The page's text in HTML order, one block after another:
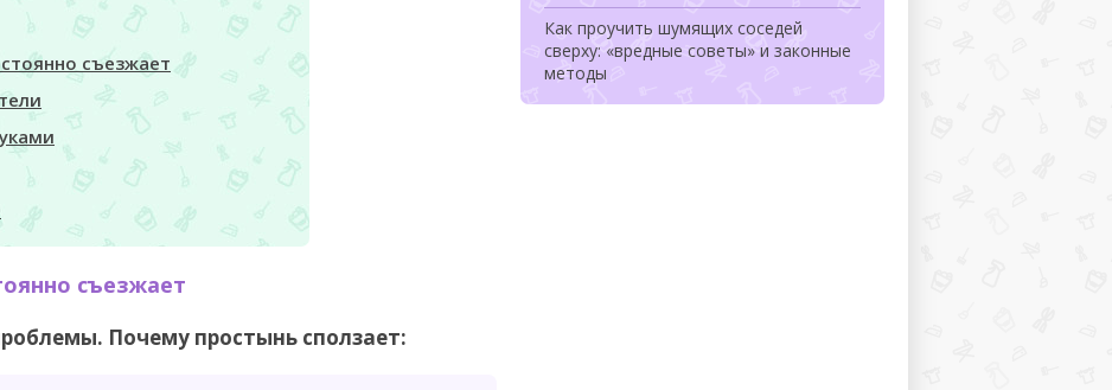
съезжает
съезжает
Почему простынь сползает:
Как проучить шумящих соседей
сверху: «вредные советы» и законные
методы